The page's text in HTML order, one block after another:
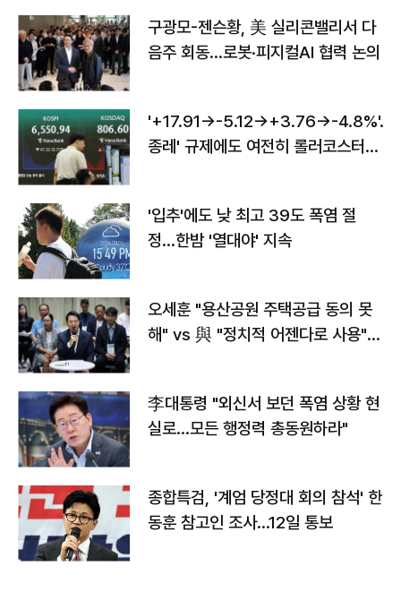
구광모-젠슨황, 美 실리콘밸리서 다
음주 회동…로봇·피지컬AI 협력 논의
'+17.91→-5.12→+3.76→-4.8%'…'
종레' 규제에도 여전히 롤러코스터
'입추'에도 낮 최고 39도 폭염 절
정…한밤 '열대야' 지속
오세훈 "용산공원 주택공급 동의 못
해" vs 與 "정치적 어젠다로 사용"
李대통령 "외신서 보던 폭염 상황 현
실로…모든 행정력 총동원하라"
종합특검, '계엄 당정대 회의 참석' 한
동훈 참고인 조사...12일 통보